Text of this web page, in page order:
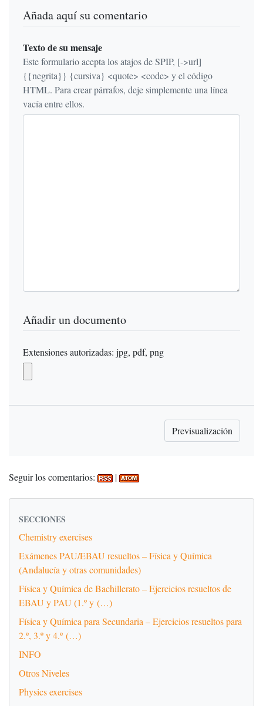
Añada aquí su comentario
Texto de su mensaje
Este formulario acepta los atajos de SPIP, [->url]
{{negrita}} {cursiva} <quote> <code> y el código
HTML. Para crear párrafos, deje simplemente una línea
vacía entre ellos.
Añadir un documento
Extensiones autorizadas: jpg, pdf, png
Seguir los comentarios: |
SECCIONES
Chemistry exercises
Exámenes PAU/EBAU resueltos – Física y Química
(Andalucía y otras comunidades)
Física y Química de Bachillerato – Ejercicios resueltos de
EBAU y PAU (1.º y (…)
Física y Química para Secundaria – Ejercicios resueltos para
2.º, 3.º y 4.º (…)
INFO
Otros Niveles
Physics exercises